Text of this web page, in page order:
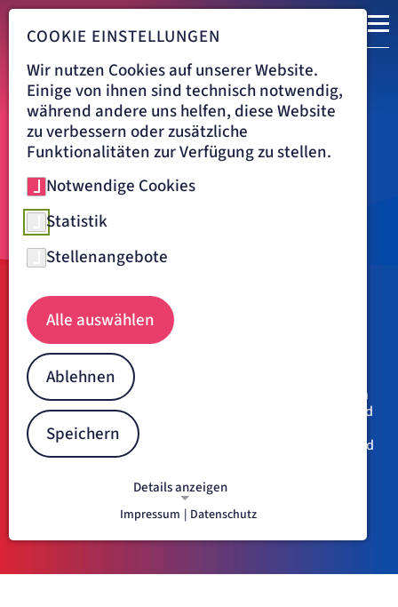
Navigationspfad
BENEDICTUS KRANKENHAUS FELDAFING
MEDIZINISCH TECHNISCHER DIENST
Gib den Takt an!
Wir wissen, dass der medizinisch-technische Dienst zu den
anspruchsvollsten Bereichen im Krankenhaus gehört – und
genau deshalb schätzen wir Euch. Ihr arbeitet bei uns auf
Augenhöhe mit allen Berufsgruppen, gebt den Takt vor und
findet optimale Bedingungen: höchste technische
Standards, klare Abläufe und eine Arbeitsumgebung, die
Qualität und Hygiene in den Mittelpunkt stellt.
COOKIE EINSTELLUNGEN
Wir nutzen Cookies auf unserer Website.
Einige von ihnen sind technisch notwendig,
während andere uns helfen, diese Website
zu verbessern oder zusätzliche
Funktionalitäten zur Verfügung zu stellen.
Notwendige Cookies
Statistik
Stellenangebote
Alle auswählen
Ablehnen
Speichern
Details anzeigen
NOTWENDIGE COOKIES
Notwendige Cookies ermöglichen
Impressum | Datenschutz